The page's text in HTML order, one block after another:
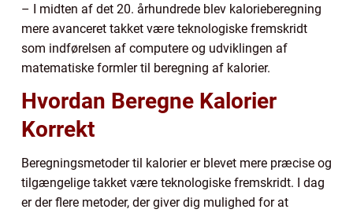
– I midten af det 20. århundrede blev kalorieberegning
mere avanceret takket være teknologiske fremskridt
som indførelsen af computere og udviklingen af
matematiske formler til beregning af kalorier.
Hvordan Beregne Kalorier
Korrekt
Beregningsmetoder til kalorier er blevet mere præcise og
tilgængelige takket være teknologiske fremskridt. I dag
er der flere metoder, der giver dig mulighed for at